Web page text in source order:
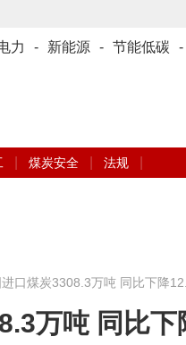
力 - 新能源 - 节能低碳 -
煤炭安全 法规
口煤炭3308.3万吨 同比下降
万吨 同比下